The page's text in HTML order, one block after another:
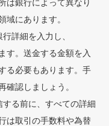
は銀行によって異なり
域にあります。
詳細を入力し、
す。送金する金額を入
る必要もあります。手
確認しましょう。
する前に、すべての詳細
は取引の手数料や為替